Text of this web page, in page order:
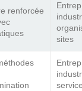
renforcée
sites